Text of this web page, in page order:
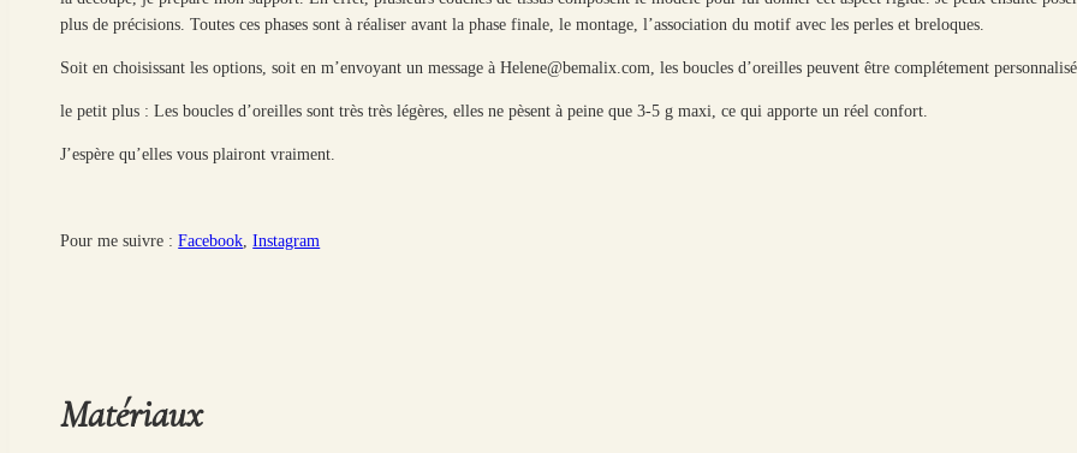
plus de précisions. Toutes ces phases sont à réaliser avant la phase finale, le montage, l’association du motif avec les perles et breloques.
Soit en choisissant les options, soit en m’envoyant un message à Helene@bemalix.com, les boucles d’oreilles peuvent être complétement
le petit plus : Les boucles d’oreilles sont très très légères, elles ne pèsent à peine que 3-5 g maxi, ce qui apporte un réel confort.
J’espère qu’elles vous plairont vraiment.
Pour me suivre :Facebook ,Instagram
Matériaux